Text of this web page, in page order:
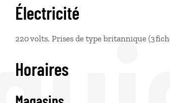
Électricité
220 volts. Prises de type britannique (3
Horaires